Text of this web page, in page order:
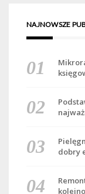
NAJNOWSZE
dobry